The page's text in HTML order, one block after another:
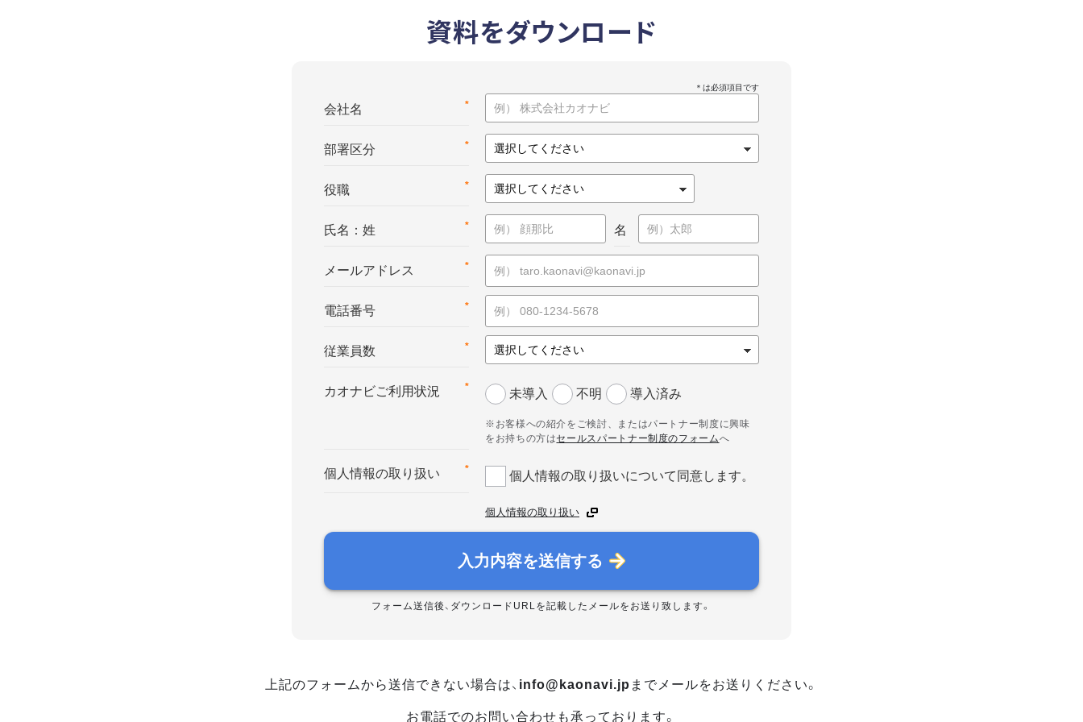
資料をダウンロード
*
会社名
*
部署区分
*
役職
*
氏名：姓 名
*
メールアドレス
*
電話番号
*
従業員数
*
カオナビご利用状況 未導入 不明 導入済み
※お客様への紹介をご検討、またはパートナー制度に興味
をお持ちの方はセールスパートナー制度のフォームへ
*
個人情報の取り扱い 個人情報の取り扱いについて同意します。
個人情報の取り扱い
入力内容を送信する
フォーム送信後、ダウンロードURLを記載したメールをお送り致します。
上記のフォームから送信できない場合は、 info@kaonavi.jp までメールをお送りください。
お電話でのお問い合わせも承っております。